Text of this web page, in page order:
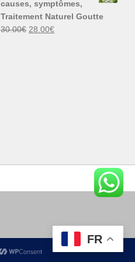
30.00€.
causes, symptômes,
Traitement Naturel Goutte
30.00€ Le
28.00€Le
FR